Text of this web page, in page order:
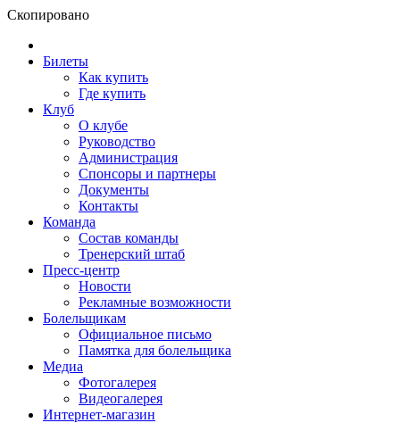
Скопировано
Билеты
Как купить
Где купить
Клуб
О клубе
Руководство
Администрация
Спонсоры и партнеры
Документы
Контакты
Команда
Состав команды
Тренерский штаб
Пресс-центр
Новости
Рекламные возможности
Болельщикам
Официальное письмо
Памятка для болельщика
Медиа
Фотогалерея
Видеогалерея
Интернет-магазин